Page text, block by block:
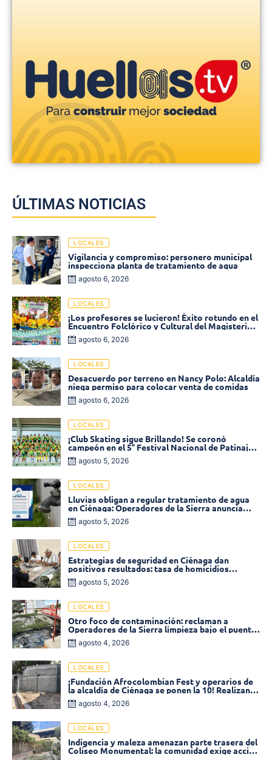
ÚLTIMAS NOTICIAS
LOCALES
Vigilancia y compromiso: personero municipal
inspecciona planta de tratamiento de agua
agosto 6, 2026
LOCALES
¡Los profesores se lucieron! Éxito rotundo en el
Encuentro Folclórico y Cultural del Magisterio
2026 en Ciénaga
agosto 6, 2026
LOCALES
Desacuerdo por terreno en Nancy Polo: Alcaldía
niega permiso para colocar venta de comidas
agosto 6, 2026
LOCALES
¡Club Skating sigue Brillando! Se coronó
campeón en el 5° Festival Nacional de Patinaje
«Soledad sobre Ruedas»
agosto 5, 2026
LOCALES
Lluvias obligan a regular tratamiento de agua
en Ciénaga: Operadores de la Sierra anuncia
baja presión en varios sectores
agosto 5, 2026
LOCALES
Estrategias de seguridad en Ciénaga dan
positivos resultados: tasa de homicidios
disminuyó un 58% en 2026
agosto 5, 2026
LOCALES
Otro foco de contaminación: reclaman a
Operadores de la Sierra limpieza bajo el puente
de la calle 19 con carrera 11
agosto 4, 2026
LOCALES
¡Fundación Afrocolombian Fest y operarios de
la alcaldía de Ciénaga se ponen la 10! Realizan
limpieza de la parte posterior del Coliseo
Monumental
agosto 4, 2026
LOCALES
Indigencia y maleza amenazan parte trasera del
Coliseo Monumental: la comunidad exige acción